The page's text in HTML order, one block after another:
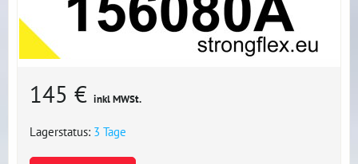
145 € inkl MWSt.
Lagerstatus: 3 Tage